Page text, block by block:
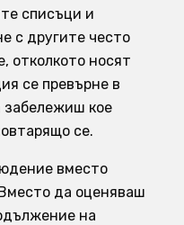
списъци и
с другите често
отколкото носят
се превърне в
забележиш кое
се.
вместо
да оценяваш
на